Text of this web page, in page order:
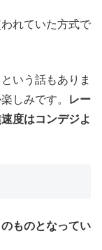
れていた方式で
いう話もありま
しみです。
レー
度はコンデジよ
ものとなってい